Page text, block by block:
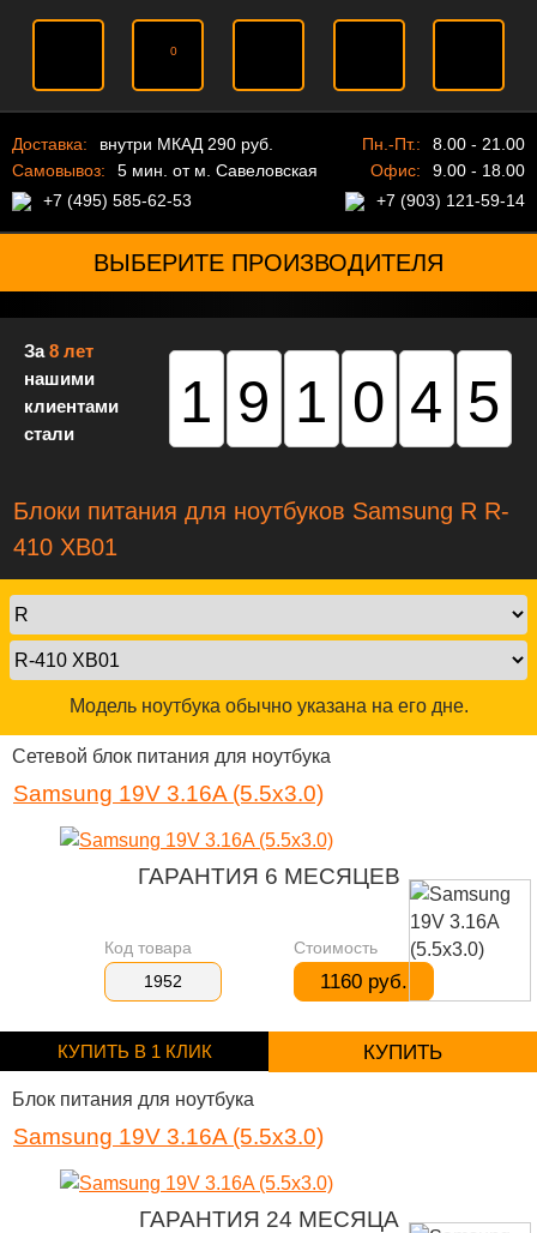
0
Доставка:
внутри МКАД 290 руб.
Самовывоз:
5 мин. от м. Савеловская
+7 (495) 585-62-53
Пн.-Пт.:
8.00 - 21.00
Офис:
9.00 - 18.00
+7 (903) 121-59-14
ВЫБЕРИТЕ ПРОИЗВОДИТЕЛЯ
За8 лет
нашими
клиентами
стали
191045
Блоки питания для ноутбуков Samsung R R-
410 XB01
Модель ноутбука обычно указана на его дне.
Сетевой блок питания для ноутбука
Samsung 19V 3.16A (5.5x3.0)
ГАРАНТИЯ 6 МЕСЯЦЕВ
Код товара
1952
Стоимость
1160 руб.
КУПИТЬ В 1 КЛИК КУПИТЬ
Блок питания для ноутбука
Samsung 19V 3.16A (5.5x3.0)
ГАРАНТИЯ 24 МЕСЯЦА